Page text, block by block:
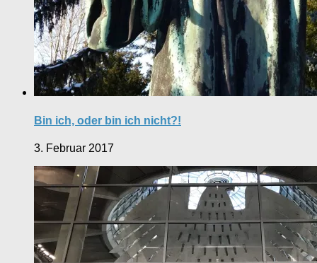
Bin ich, oder bin ich nicht?!
3. Februar 2017